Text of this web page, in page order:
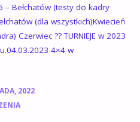
Bełchatów (testy do kadry
(dla wszystkich)Kwiecień
Czerwiec ?? TURNIEJE w 2023
4×4 w
2022